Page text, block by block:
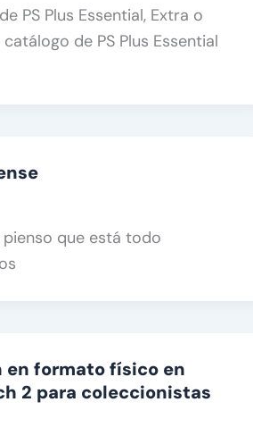
PS Plus Essential, Extra o
de PS Plus Essential
que está todo
en formato físico en
2 para coleccionistas